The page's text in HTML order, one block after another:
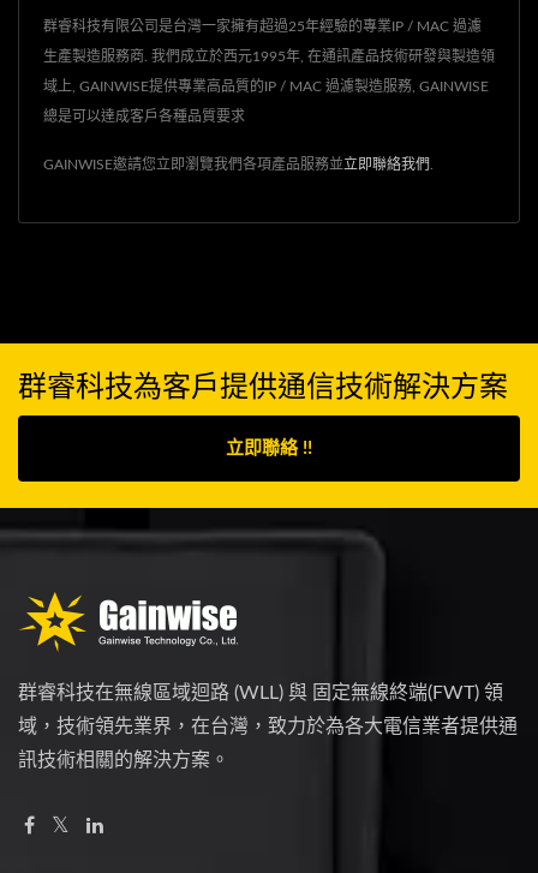
群睿科技有限公司是台灣一家擁有超過25年經驗的專業IP / MAC 過濾
生產製造服務商. 我們成立於西元1995年, 在通訊產品技術研發與製造領
域上, GAINWISE提供專業高品質的IP / MAC 過濾製造服務, GAINWISE
總是可以達成客戶各種品質要求
GAINWISE邀請您立即瀏覽我們各項產品服務並立即聯絡我們
群睿科技為客戶提供通信技術解決方案
立即聯絡 !!
群睿科技在無線區域迴路 (WLL) 與 固定無線終端(FWT) 領
域，技術領先業界，在台灣，致力於為各大電信業者提供通
訊技術相關的解決方案。